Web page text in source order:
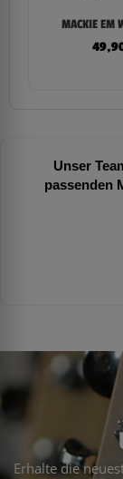
MACKIE EM
Unser
passenden
Erhalte die